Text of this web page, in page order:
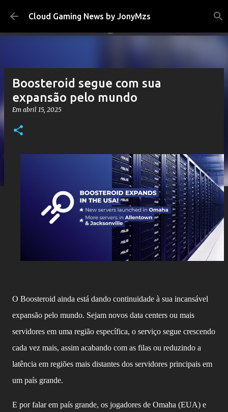
Pular para o conteúdo principal
Cloud Gaming News by JonyMzs
Boosteroid segue com sua
expansão pelo mundo
Em abril 15, 2025
O Boosteroid ainda está dando continuidade à sua incansável
expansão pelo mundo. Sejam novos data centers ou mais
servidores em uma região específica, o serviço segue crescendo
cada vez mais, assim acabando com as filas ou reduzindo a
latência em regiões mais distantes dos servidores principais em
um país grande.
E por falar em país grande, os jogadores de Omaha (EUA) e